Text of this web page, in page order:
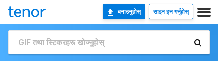
बनाउनुहोस् साइन इन गर्नुहोस्